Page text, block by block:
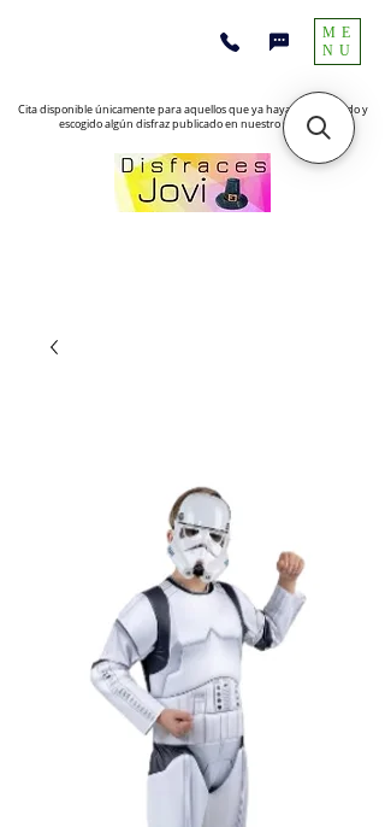
Cita disponible únicamente para aquellos que ya hayan encontrado y
escogido algún disfraz publicado en nuestro sitio web
ME
NU